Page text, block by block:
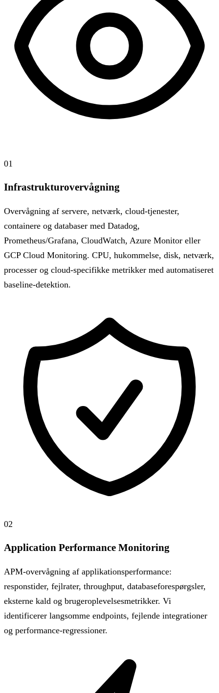
01
Infrastrukturovervågning
Overvågning af servere, netværk, cloud-tjenester,
containere og databaser med Datadog,
Prometheus/Grafana, CloudWatch, Azure Monitor eller
GCP Cloud Monitoring. CPU, hukommelse, disk, netværk,
processer og cloud-specifikke metrikker med automatiseret
baseline-detektion.
02
Application Performance Monitoring
APM-overvågning af applikationsperformance:
responstider, fejlrater, throughput, databaseforespørgsler,
eksterne kald og brugeroplevelsesmetrikker. Vi
identificerer langsomme endpoints, fejlende integrationer
og performance-regressioner.